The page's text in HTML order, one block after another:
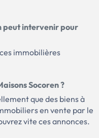
peut intervenir pour
immobilières
Socoren ?
que des biens à
en vente par le
vite ces annonces.